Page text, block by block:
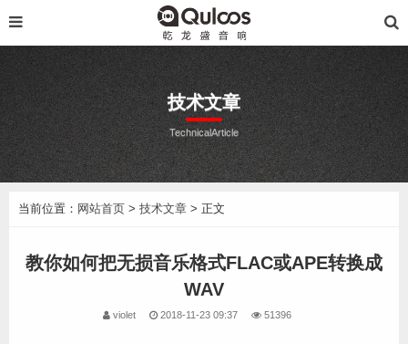
技术文章
TechnicalArticle
当前位置： 网站首页 > 技术文章 > 正文
教你如何把无损音乐格式FLAC或APE转换成
WAV
violet 2018-11-23 09:37 51396